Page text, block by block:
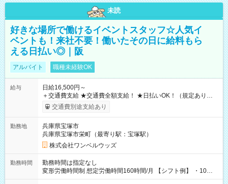
未読
好きな場所で働けるイベントスタッフ☆人気イ
ベントも！来社不要！働いたその日に給料もら
える日払い◎｜阪
アルバイト 職種未経験OK
給与
日給16,500円～
＋交通費支給 ★交通費全額支給！ ★日払いOK！（規定あり） ┗
働いたその日に現金GET♪ お仕事後はコンビニATMから 日払
交通費別途支給あり
勤務地
兵庫県宝塚市
兵庫県宝塚市栄町（最寄り駅：宝塚駅）
株式会社ワンベルウッズ
勤務時間
勤務時間は指定なし
変形労働時間制 想定労働時間160時間/月 【シフト例】 ・10：
00～20：00